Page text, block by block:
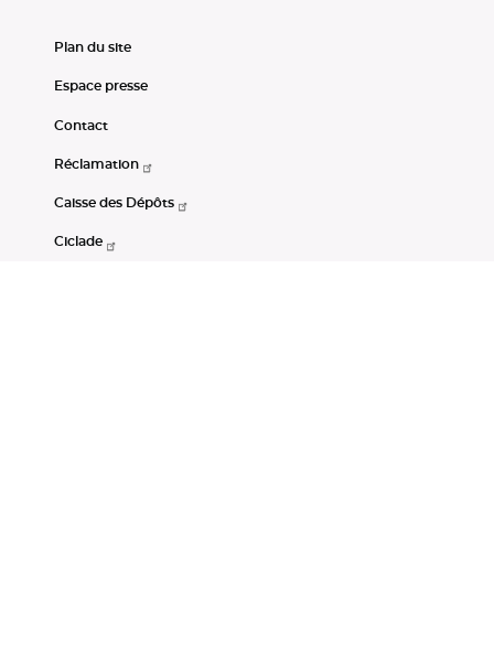
Plan du site
Espace presse
Contact
Réclamation
Caisse des Dépôts
Ciclade